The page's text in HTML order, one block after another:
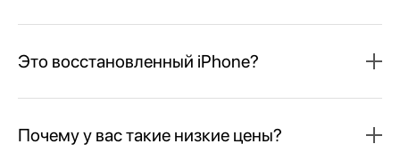
Это восстановленный iPhone?
Почему у вас такие низкие цены?